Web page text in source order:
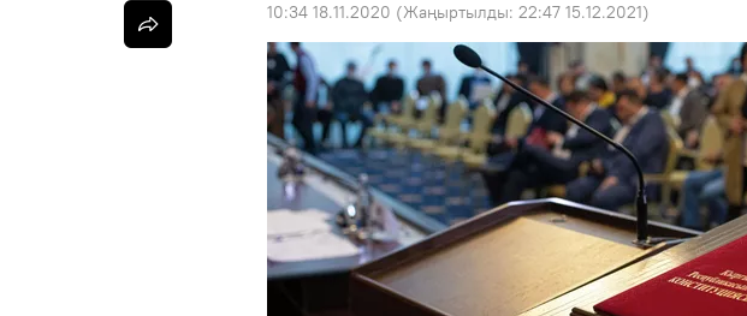
10:34 18.11.2020 (Жаңыртылды: 22:47 15.12.2021)